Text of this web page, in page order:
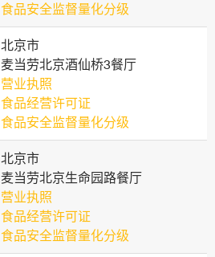
食品安全监督量化分级
北京市
麦当劳北京酒仙桥3餐厅
营业执照
食品经营许可证
食品安全监督量化分级
北京市
麦当劳北京生命园路餐厅
营业执照
食品经营许可证
食品安全监督量化分级